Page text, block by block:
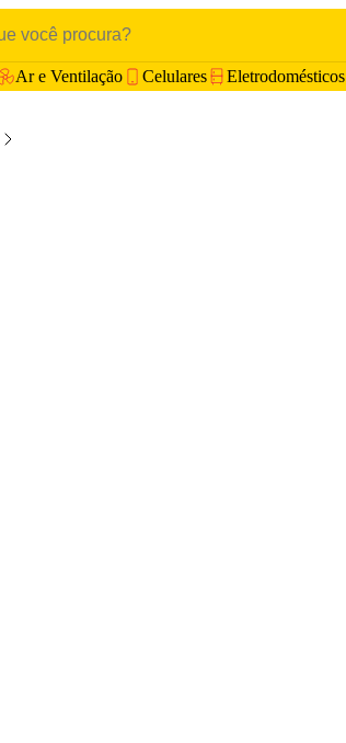
Ar e Ventilação Celulares Eletrodomésticos